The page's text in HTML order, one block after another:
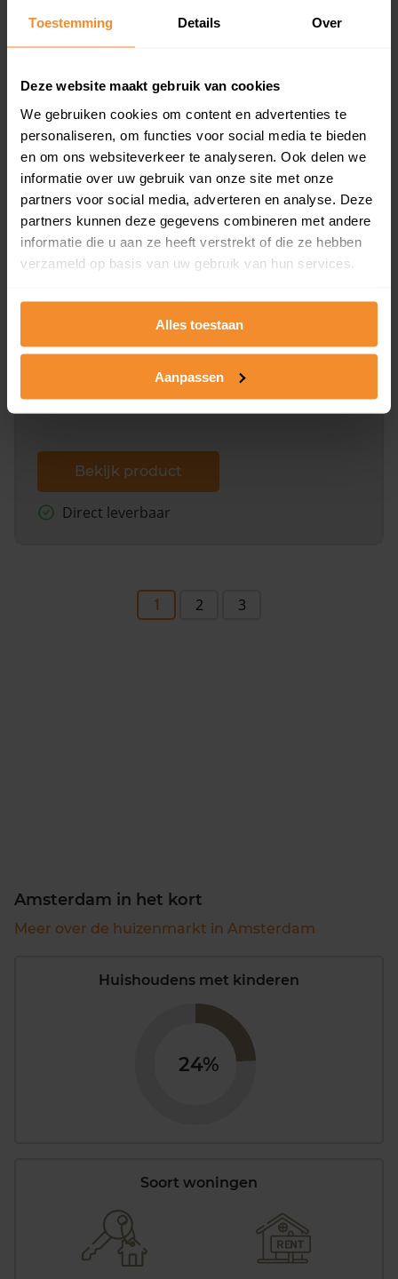
Toestemming Details Over
Deze website maakt gebruik van cookies
We gebruiken cookies om content en advertenties te
personaliseren, om functies voor social media te bieden
en om ons websiteverkeer te analyseren. Ook delen we
informatie over uw gebruik van onze site met onze
partners voor social media, adverteren en analyse. Deze
partners kunnen deze gegevens combineren met andere
informatie die u aan ze heeft verstrekt of die ze hebben
verzameld op basis van uw gebruik van hun services.
Alles toestaan
Aanpassen
Een overzicht van alle verkochte woningen (koopsom
en koopdatum) binnen een postcodegebied. Dit
Bekijk product
Direct leverbaar
Een uitgebreid overzicht van het perceel en
dit inclusief de luchtfoto!
Bekijk product
Direct leverbaar
1 2 3
Amsterdam in het kort
Meer over de huizenmarkt in Amsterdam
Huishoudens met kinderen
24%
Soort woningen